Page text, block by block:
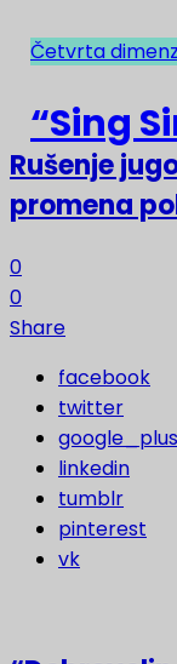
NAJNOVIJE
Rušenje
promena
0
0
Share
facebook
twitter
google_plus
linkedin
tumblr
pinterest
vk
Četvrta
“Sing